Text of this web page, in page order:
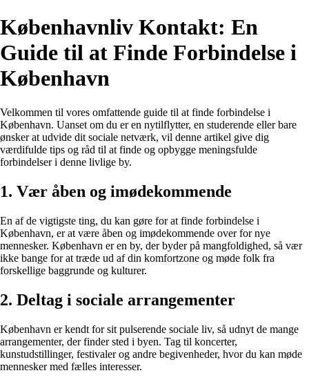
Københavnliv Kontakt: En
Guide til at Finde Forbindelse i
København
Velkommen til vores omfattende guide til at finde forbindelse i
København. Uanset om du er en nytilflytter, en studerende eller bare
ønsker at udvide dit sociale netværk, vil denne artikel give dig
værdifulde tips og råd til at finde og opbygge meningsfulde
forbindelser i denne livlige by.
1. Vær åben og imødekommende
En af de vigtigste ting, du kan gøre for at finde forbindelse i
København, er at være åben og imødekommende over for nye
mennesker. København er en by, der byder på mangfoldighed, så vær
ikke bange for at træde ud af din komfortzone og møde folk fra
forskellige baggrunde og kulturer.
2. Deltag i sociale arrangementer
København er kendt for sit pulserende sociale liv, så udnyt de mange
arrangementer, der finder sted i byen. Tag til koncerter,
kunstudstillinger, festivaler og andre begivenheder, hvor du kan møde
mennesker med fælles interesser.